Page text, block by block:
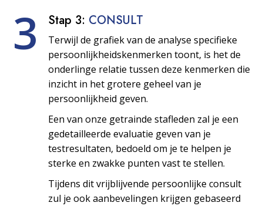
3 Stap 3: CONSULT
Terwijl de grafiek van de analyse specifieke
persoonlijkheids­kenmerken toont, is het de
onderlinge relatie tussen deze kenmerken die
inzicht in het grotere geheel van je
persoonlijkheid geven.
Een van onze getrainde stafleden zal je een
gedetailleerde evaluatie geven van je
testresultaten, bedoeld om je te helpen je
sterke en zwakke punten vast te stellen.
Tijdens dit vrijblijvende persoonlijke consult
zul je ook aanbevelingen krijgen gebaseerd